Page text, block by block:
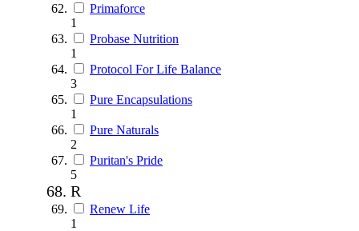
Primaforce
1
Probase Nutrition
1
Protocol For Life Balance
3
Pure Encapsulations
1
Pure Naturals
2
Puritan's Pride
5
R
Renew Life
1